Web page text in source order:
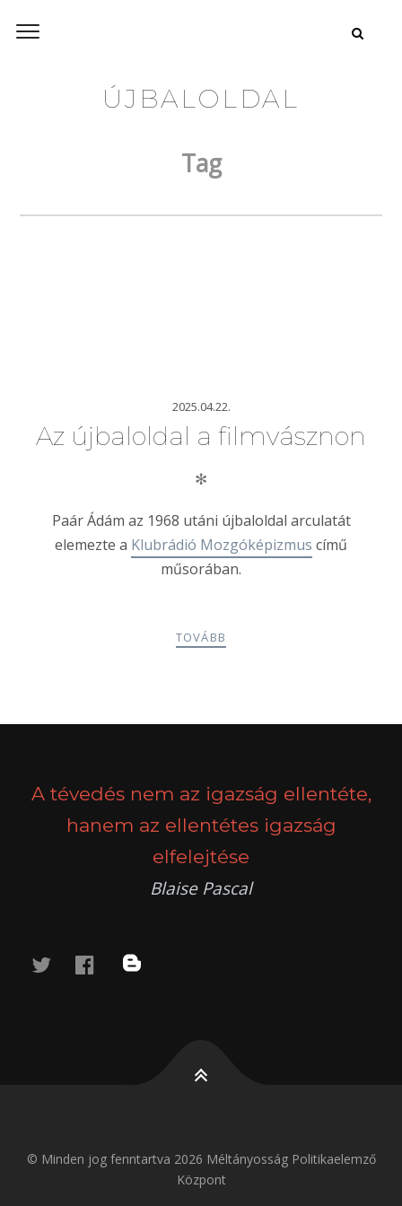
ÚJBALOLDAL
Tag
2025.04.22.
Az újbaloldal a filmvásznon
✻
Paár Ádám az 1968 utáni újbaloldal arculatát
elemezte a Klubrádió Mozgóképizmus című
műsorában.
TOVÁBB
A tévedés nem az igazság ellentéte,
hanem az ellentétes igazság
elfelejtése
Blaise Pascal
twitterfacebook
blog
© Minden jog fenntartva 2026 Méltányosság Politikaelemző
Központ